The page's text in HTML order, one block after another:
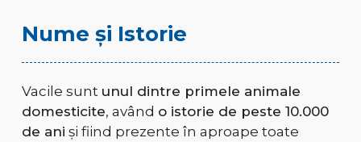
Nume și Istorie
Vacile sunt unul dintre primele animale
domesticite, având o istorie de peste 10.000
de ani și fiind prezente în aproape toate